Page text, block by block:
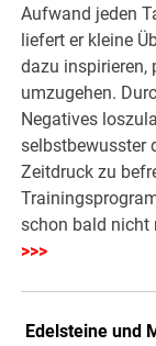
Aufwand jeden
liefert er kleine
dazu inspirieren,
umzugehen.
Negatives
selbstbewusster
Zeitdruck zu
schon bald nicht
>>>
Edelsteine und